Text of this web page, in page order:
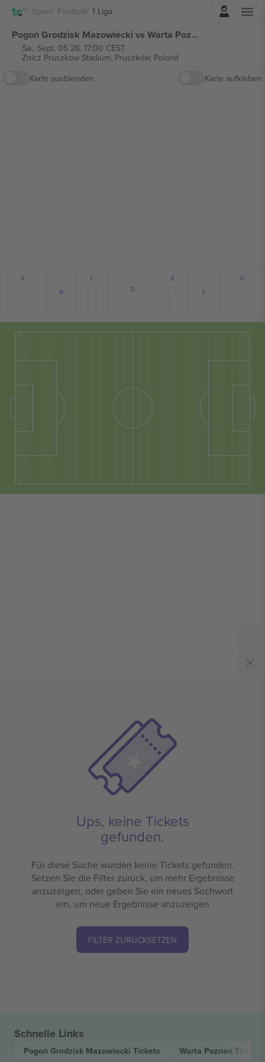
Sport Football 1 Liga
Pogoń Grodzisk Mazowiecki vs Warta Poznań 1 Liga tickets
Sa., Sept. 05 26, 17:00 CEST
Znicz Pruszkow Stadium, Pruszków, Poland
Karte ausblenden
Karte aufkleben
G
F
E
D
C
B
A
Ups, keine Tickets
gefunden.
Für diese Suche wurden keine Tickets gefunden.
Setzen Sie die Filter zurück, um mehr Ergebnisse
anzuzeigen, oder geben Sie ein neues Suchwort
ein, um neue Ergebnisse anzuzeigen
FILTER ZURÜCKSETZEN
Schnelle Links
Pogoń Grodzisk Mazowiecki Tickets Warta Poznań Tickets